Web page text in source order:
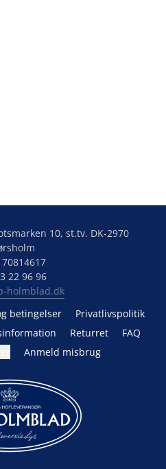
10, st.tv. DK-2970
70814617
holmblad.dk
betingelser
Privatlivspolitik
Returret
FAQ
Anmeld misbrug